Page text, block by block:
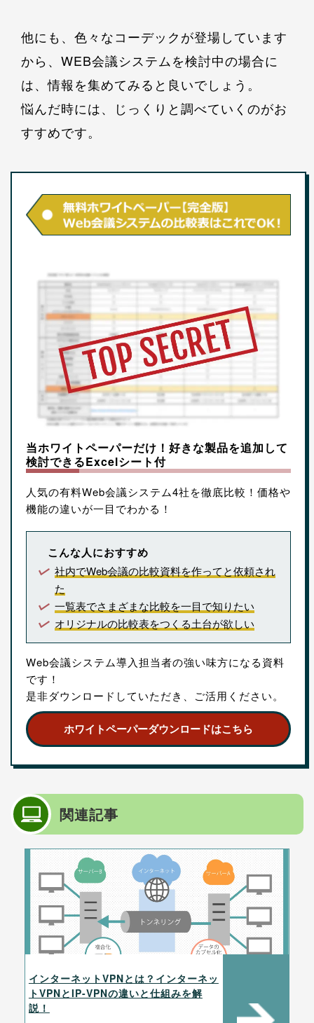
他にも、色々なコーデックが登場しています
から、WEB会議システムを検討中の場合に
は、情報を集めてみると良いでしょう。
悩んだ時には、じっくりと調べていくのがお
すすめです。
当ホワイトペーパーだけ！好きな製品を追加して
検討できるExcelシート付
人気の有料Web会議システム4社を徹底比較！価格や
機能の違いが一目でわかる！
こんな人におすすめ
社内でWeb会議の比較資料を作ってと依頼され
た
一覧表でさまざまな比較を一目で知りたい
オリジナルの比較表をつくる土台が欲しい
Web会議システム導入担当者の強い味方になる資料
です！
是非ダウンロードしていただき、ご活用ください。
ホワイトペーパーダウンロードはこちら
関連記事
インターネットVPNとは？インターネッ
トVPNとIP-VPNの違いと仕組みを解
説！